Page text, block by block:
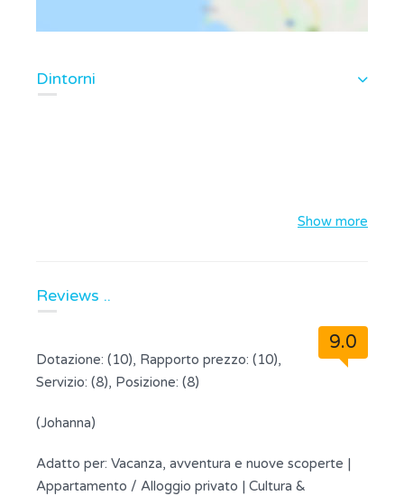
Dintorni
Show more
Reviews ..
9.0
Dotazione: (10), Rapporto prezzo: (10),
Servizio: (8), Posizione: (8)
(Johanna)
Adatto per: Vacanza, avventura e nuove scoperte |
Appartamento / Alloggio privato | Cultura &